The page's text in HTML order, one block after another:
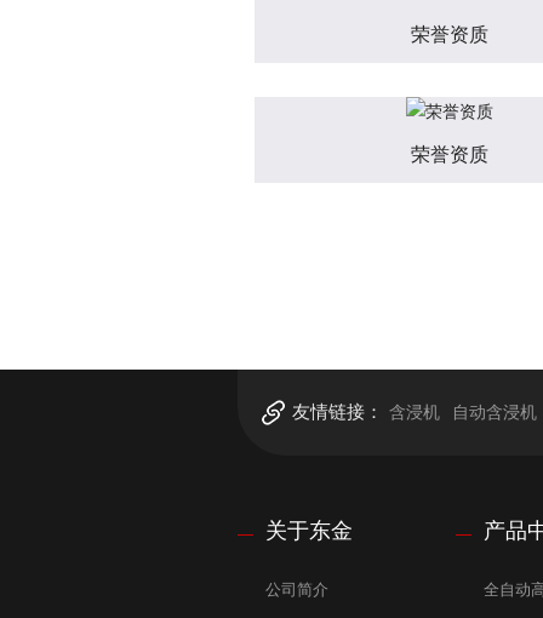
荣誉资质
荣誉资质
友情链接： 含浸机 自动含浸机
关于东金
公司简介
产品
全自动